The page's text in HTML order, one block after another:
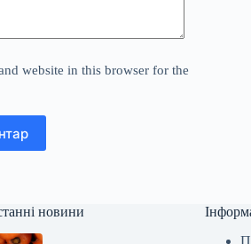
website in this browser for the
новини